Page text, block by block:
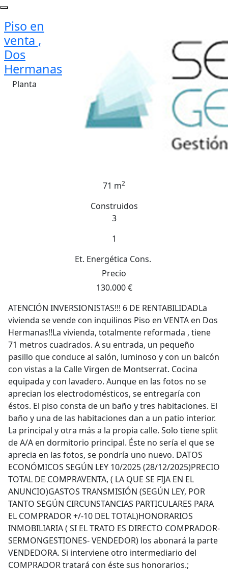
Piso en
venta ,
Dos
Hermanas
Planta
71 m2
Construidos
3
1
Et. Energética Cons.
Precio
130.000 €
ATENCIÓN INVERSIONISTAS!!! 6 DE RENTABILIDADLa
vivienda se vende con inquilinos Piso en VENTA en Dos
Hermanas!!La vivienda, totalmente reformada , tiene
71 metros cuadrados. A su entrada, un pequeño
pasillo que conduce al salón, luminoso y con un balcón
con vistas a la Calle Virgen de Montserrat. Cocina
equipada y con lavadero. Aunque en las fotos no se
aprecian los electrodomésticos, se entregaría con
éstos. El piso consta de un baño y tres habitaciones. El
baño y una de las habitaciones dan a un patio interior.
La principal y otra más a la propia calle. Solo tiene split
de A/A en dormitorio principal. Éste no sería el que se
aprecia en las fotos, se pondría uno nuevo. DATOS
ECONÓMICOS SEGÚN LEY 10/2025 (28/12/2025)PRECIO
TOTAL DE COMPRAVENTA, ( LA QUE SE FIJA EN EL
ANUNCIO)GASTOS TRANSMISIÓN (SEGÚN LEY, POR
TANTO SEGÚN CIRCUNSTANCIAS PARTICULARES PARA
EL COMPRADOR +/-10 DEL TOTAL)HONORARIOS
INMOBILIARIA ( SI EL TRATO ES DIRECTO COMPRADOR-
SERMONGESTIONES- VENDEDOR) los abonará la parte
VENDEDORA. Si interviene otro intermediario del
COMPRADOR tratará con éste sus honorarios.;